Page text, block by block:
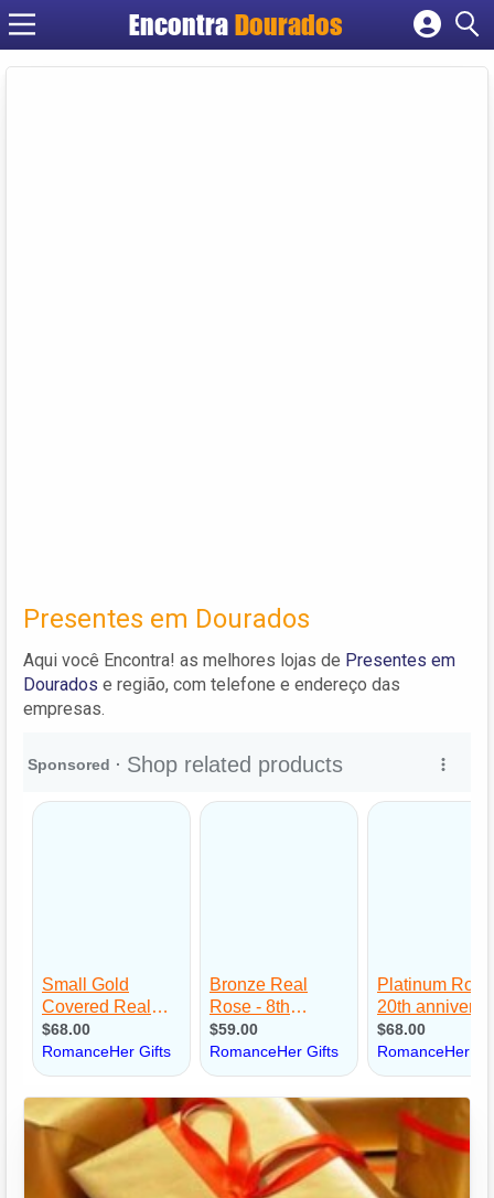
EncontraDourados
Cadastrar empresa
Presentes em Dourados
Aqui você Encontra! as melhores lojas de Presentes em
Dourados e região, com telefone e endereço das
empresas.